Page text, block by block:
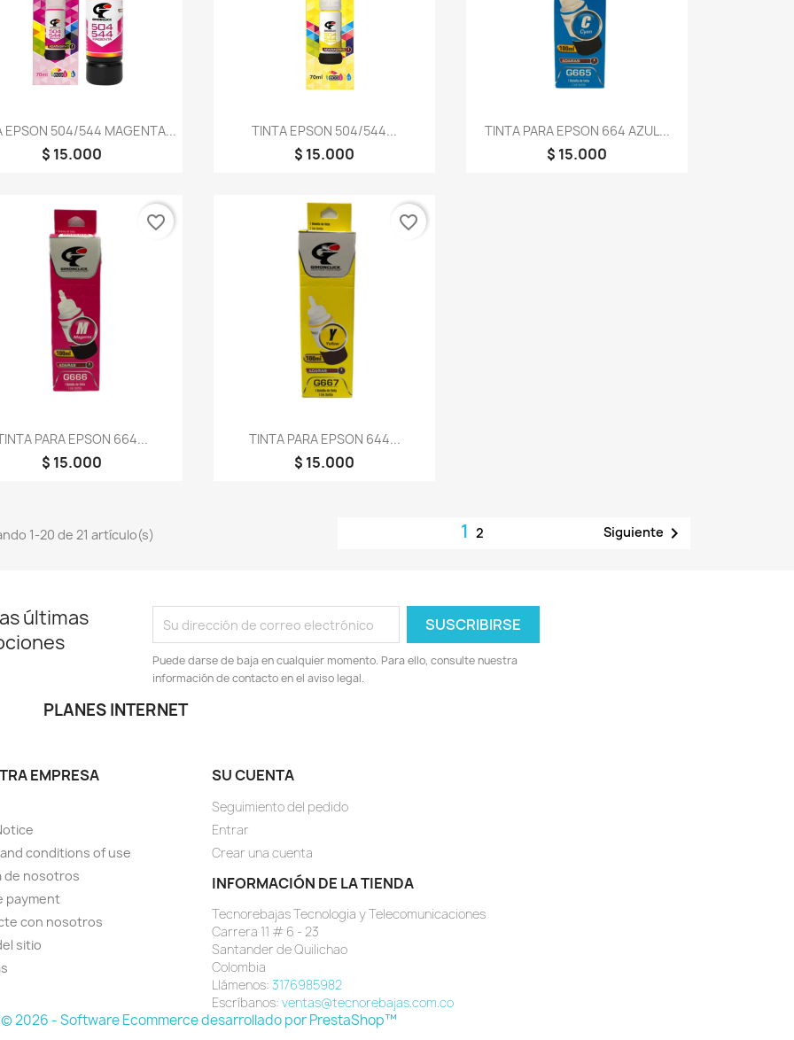
Vista rápida
EPSON 504/544 MAGENTA...
$ 15.000
Vista rápida
TINTA EPSON 504/544...
$ 15.000
Vista rápida
TINTA PARA EPSON 664 AZUL...
$ 15.000
Vista rápida
PARA EPSON 664...
$ 15.000
favorite_border
Vista rápida
TINTA PARA EPSON 644...
$ 15.000
favorite_border
1-20 de 21 artículo(s) 12 Siguiente 
últimas
Puede darse de baja en cualquier momento. Para ello, consulte nuestra
información de contacto en el aviso legal.
PLANES INTERNET
EMPRESA
conditions of use
de nosotros
payment
con nosotros
sitio
SU CUENTA
Seguimiento del pedido
Entrar
Crear una cuenta
INFORMACIÓN DE LA TIENDA
Tecnorebajas Tecnologia y Telecomunicaciones
Carrera 11 # 6 - 23
Santander de Quilichao
Colombia
Llámenos: 3176985982
Escríbanos: ventas@tecnorebajas.com.co
© 2026 - Software Ecommerce desarrollado por PrestaShop™